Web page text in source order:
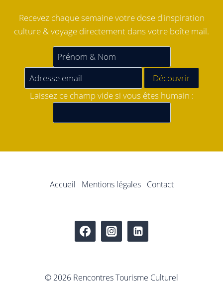
Recevez chaque semaine votre dose d'inspiration
culture & voyage directement dans votre boîte mail.
Laissez ce champ vide si vous êtes humain :
Accueil Mentions légales Contact
© 2026 Rencontres Tourisme Culturel